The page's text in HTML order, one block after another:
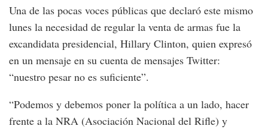
Una de las pocas voces públicas que declaró este mismo
lunes la necesidad de regular la venta de armas fue la
excandidata presidencial, Hillary Clinton, quien expresó
en un mensaje en su cuenta de mensajes Twitter:
“nuestro pesar no es suficiente”.
“Podemos y debemos poner la política a un lado, hacer
frente a la NRA (Asociación Nacional del Rifle) y